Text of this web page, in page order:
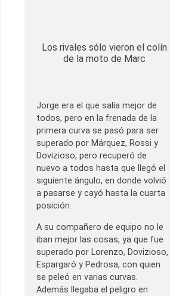
Los rivales sólo vieron el colín
de la moto de Marc
Jorge era el que salía mejor de
todos, pero en la frenada de la
primera curva se pasó para ser
superado por Márquez, Rossi y
Dovizioso, pero recuperó de
nuevo a todos hasta que llegó el
siguiente ángulo, en donde volvió
a pasarse y cayó hasta la cuarta
posición.
A su compañero de equipo no le
iban mejor las cosas, ya que fue
superado por Lorenzo, Dovizioso,
Espargaró y Pedrosa, con quien
se peleó en varias curvas.
Además llegaba el peligro en